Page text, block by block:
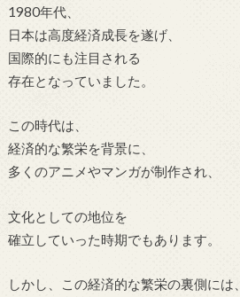
1980年代、
日本は高度経済成長を遂げ、
国際的にも注目される
存在となっていました。
この時代は、
経済的な繁栄を背景に、
多くのアニメやマンガが制作され、
文化としての地位を
確立していった時期でもあります。
しかし、この経済的な繁栄の裏側には、